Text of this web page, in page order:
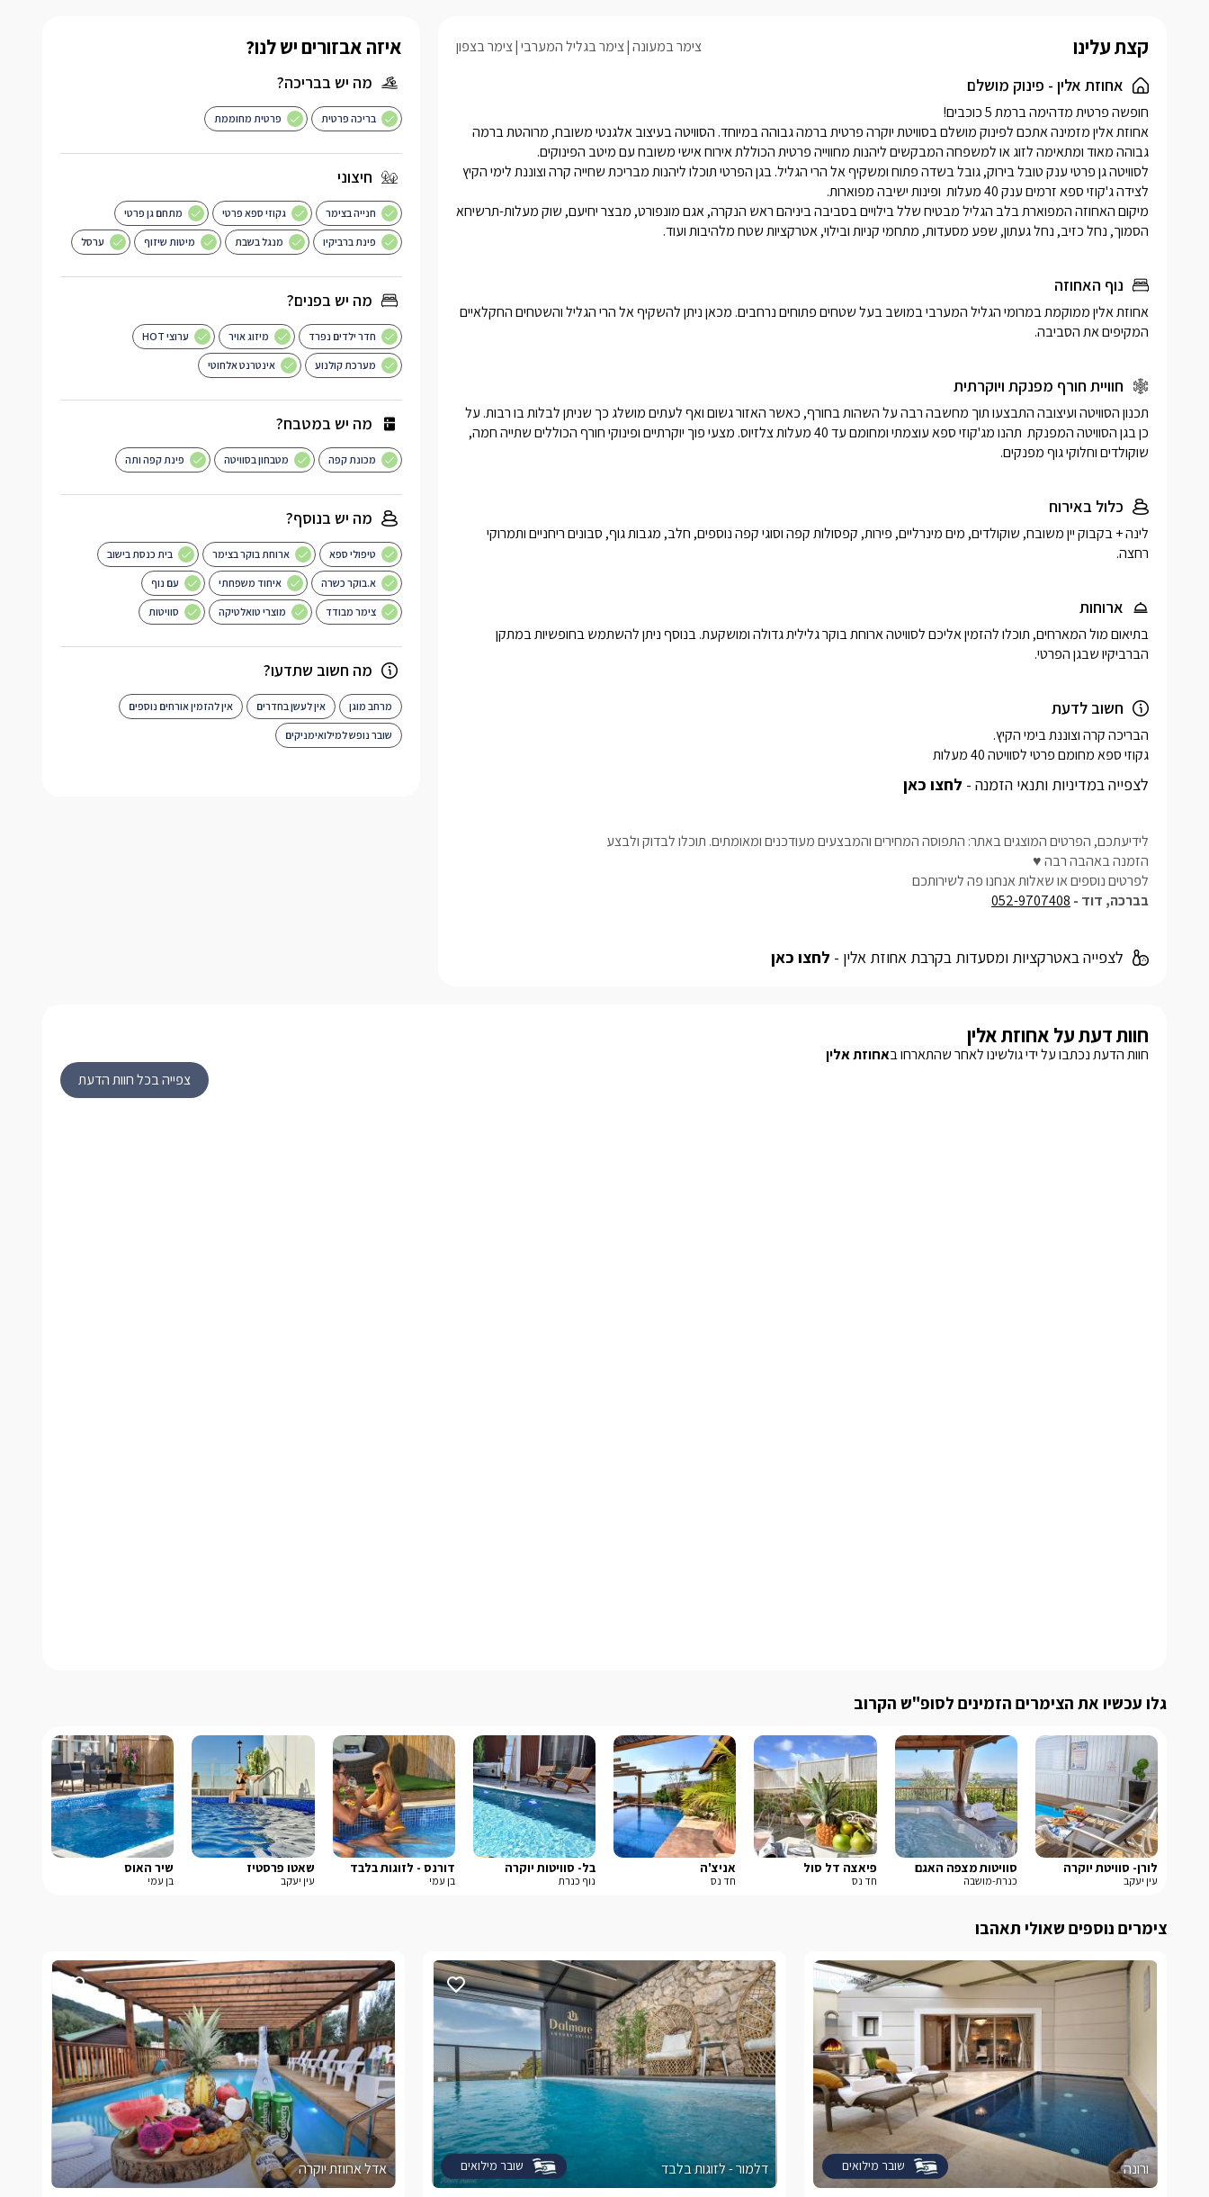
קצת עלינו צימר במעונה צימר בגליל המערבי צימר בצפון
אחוזת אלין - פינוק מושלם
הסמוך, נחל כזיב, נחל געתון, שפע מסעדות, מתחמי קניות ובילוי, אטרקציות שטח מלהיבות ועוד.
נוף האחוזה
המקיפים את הסביבה.
חוויית חורף מפנקת ויוקרתית
שוקולדים וחלוקי גוף מפנקים.
כלול באירוח
רחצה.
ארוחות
הברביקיו שבגן הפרטי.
חשוב לדעת
גקוזי ספא מחומם פרטי לסוויטה 40 מעלות
לצפייה במדיניות ותנאי הזמנה - לחצו כאן
לידיעתכם, הפרטים המוצגים באתר: התפוסה המחירים והמבצעים מעודכנים ומאומתים. תוכלו לבדוק ולבצע
הזמנה באהבה רבה ♥
לפרטים נוספים או שאלות אנחנו פה לשירותכם
בברכה, דוד - 052-9707408
לצפייה באטרקציות ומסעדות בקרבת אחוזת אלין - לחצו כאן
איזה אבזורים יש לנו?
מה יש בבריכה?
בריכה פרטית פרטית מחוממת
חיצוני
חנייה בצימר גקוזי ספא פרטי מתחם גן פרטי
פינת ברביקיו מנגל בשבת מיטות שיזוף ערסל
מה יש בפנים?
חדר ילדים נפרד מיזוג אויר ערוצי HOT
מערכת קולנוע אינטרנט אלחוטי
מה יש במטבח?
מכונת קפה מטבחון בסוויטה פינת קפה ותה
מה יש בנוסף?
טיפולי ספא ארוחת בוקר בצימר בית כנסת בישוב
א.בוקר כשרה איחוד משפחתי עם נוף
צימר מבודד מוצרי טואלטיקה סוויטות
מה חשוב שתדעו?
מרחב מוגן אין לעשן בחדרים אין להזמין אורחים נוספים
שובר נופש למילואימניקים
חוות דעת על אחוזת אלין
חוות הדעת נכתבו על ידי גולשינו לאחר שהתארחו באחוזת אלין
צפייה בכל חוות הדעת
גלו עכשיו את הצימרים הזמינים לסופ"ש הקרוב
לורן- סוויטת יוקרה
עין יעקב
סוויטות מצפה האגם
כנרת-מושבה
פיאצה דל סול
חד נס
אניצ'ה
חד נס
בל- סוויטות יוקרה
נוף כנרת
דורנס - לזוגות בלבד
בן עמי
שאטו פרסטיז
עין יעקב
שיר האוס
בן עמי
צימרים נוספים שאולי תאהבו
שובר מילואים
ורונה
שובר מילואים
דלמור - לזוגות בלבד
אדל אחוזת יוקרה